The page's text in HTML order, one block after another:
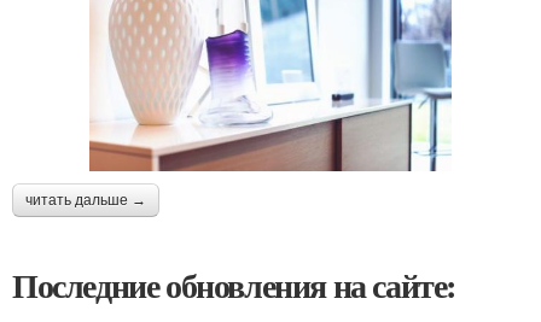
читать дальше →
Последние обновления на сайте: